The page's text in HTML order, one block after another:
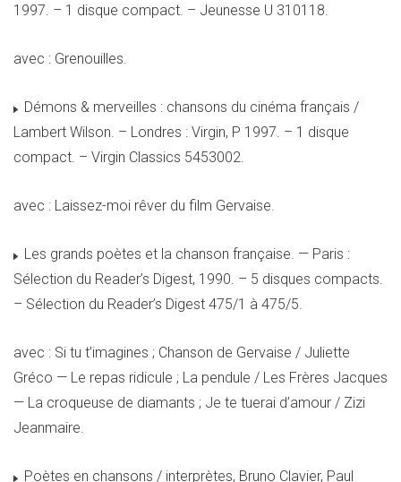
1997. – 1 disque compact. – Jeunesse U 310118.
avec : Grenouilles.
Démons & merveilles : chansons du cinéma français /
Lambert Wilson. – Londres : Virgin, P 1997. – 1 disque
compact. – Virgin Classics 5453002.
avec : Laissez-moi rêver du film Gervaise.
Les grands poètes et la chanson française. — Paris :
Sélection du Reader’s Digest, 1990. – 5 disques compacts.
– Sélection du Reader’s Digest 475/1 à 475/5.
avec : Si tu t’imagines ; Chanson de Gervaise / Juliette
Gréco — Le repas ridicule ; La pendule / Les Frères Jacques
— La croqueuse de diamants ; Je te tuerai d’amour / Zizi
Jeanmaire.
Poètes en chansons / interprètes, Bruno Clavier, Paul